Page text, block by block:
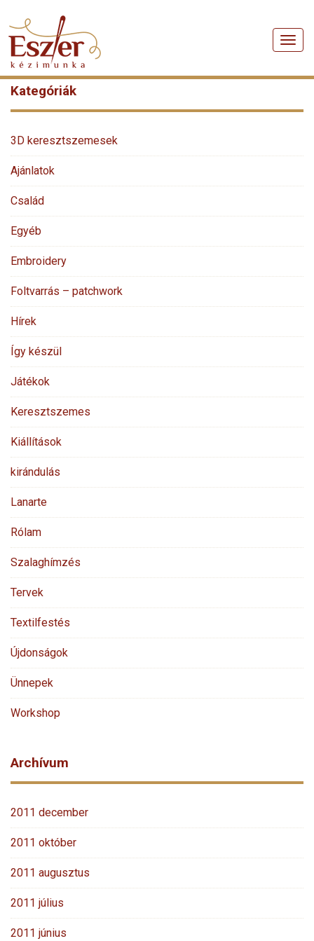
Menü
Kategóriák
3D keresztszemesek
Ajánlatok
Család
Egyéb
Embroidery
Foltvarrás – patchwork
Hírek
Így készül
Játékok
Keresztszemes
Kiállítások
kirándulás
Lanarte
Rólam
Szalaghímzés
Tervek
Textilfestés
Újdonságok
Ünnepek
Workshop
Archívum
2011 december
2011 október
2011 augusztus
2011 július
2011 június